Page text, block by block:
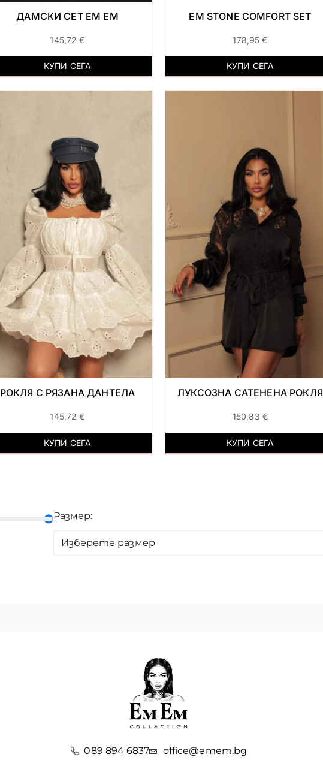
ДАМСКИ СЕТ ЕМ ЕМ
145,72€
КУПИ СЕГА
EM STONE COMFORT SET
178,95€
КУПИ СЕГА
РОКЛЯ С РЯЗАНА ДАНТЕЛА
145,72€
КУПИ СЕГА
ЛУКСОЗНА САТЕНЕНА РОКЛЯ
150,83 €
КУПИ СЕГА
Размер:
Изберете размер
089 894 6837 office@emem.bg